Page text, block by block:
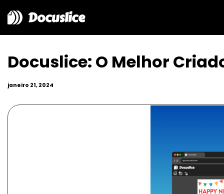
Docuslice
Docuslice: O Melhor
janeiro 21, 2024